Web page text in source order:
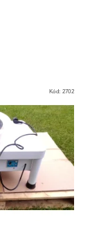
Kód: 2702